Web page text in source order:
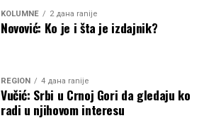
KOLUMNE 2 дана ranije
Novović: Ko je i šta je izdajnik?
REGION 4 дана ranije
Vučić: Srbi u Crnoj Gori da gledaju ko
radi u njihovom interesu